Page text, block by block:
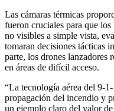
Las cámaras térmicas
fueron cruciales para que
no visibles a simple vista,
tomaran decisiones tácticas
parte, los drones lanzadores
en áreas de difícil acceso.
“La tecnología aérea del 9-
propagación del incendio y
un ejemplo claro del valor